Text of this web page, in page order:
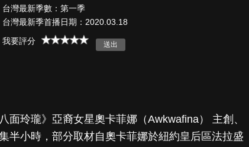
台灣最新季數：第一季
台灣最新季首播日期：2020.03.18
我要評分
面玲瓏》亞裔女星奧卡菲娜（Awkwafina） 主創、
半小時，部分取材自奧卡菲娜於紐約皇后區法拉盛
海上密室謀殺
案